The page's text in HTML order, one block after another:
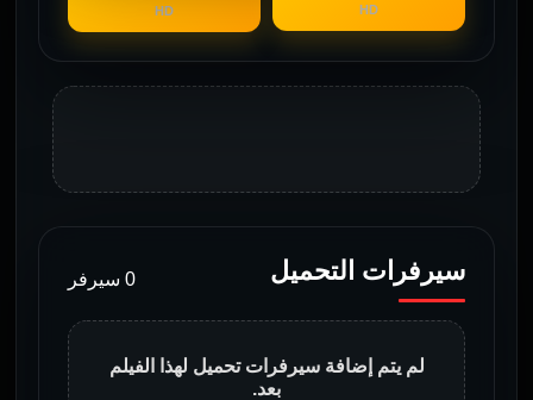
HD
HD
سيرفرات التحميل 0 سيرفر
لم يتم إضافة سيرفرات تحميل لهذا الفيلم
بعد.